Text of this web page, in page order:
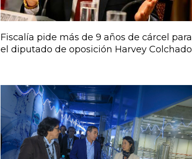
Fiscalía pide más de 9 años de cárcel para
el diputado de oposición Harvey Colchado